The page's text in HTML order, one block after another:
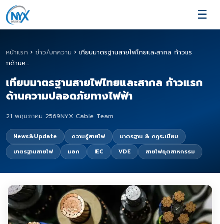
☰
หน้าแรก › ข่าว/บทความ › เทียบมาตรฐานสายไฟไทยและสากล ก้าวแร
กด้านค…
เทียบมาตรฐานสายไฟไทยและสากล ก้าวแรก
ด้านความปลอดภัยทางไฟฟ้า
21 พฤษภาคม 2569NYX Cable Team
News&Update ความรู้สายไฟ
มาตรฐาน & กฎระเบียบ
มาตรฐานสายไฟ
มอก IEC VDE สายไฟอุตสาหกรรม